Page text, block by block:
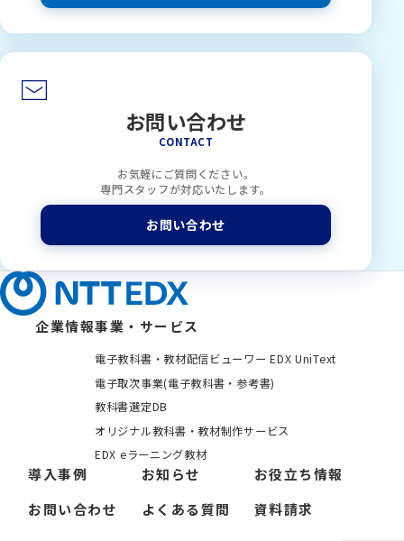
お問い合わせ
CONTACT
お気軽にご質問ください。
専門スタッフが対応いたします。
お問い合わせ
企業情報事業・サービス
電子教科書・教材配信ビューワー EDX UniText
電子取次事業(電子教科書・参考書)
教科書選定DB
オリジナル教科書・教材制作サービス
EDX eラーニング教材
導入事例 お知らせ
お役立ち情報
お問い合わせ
よくある質問 資料請求